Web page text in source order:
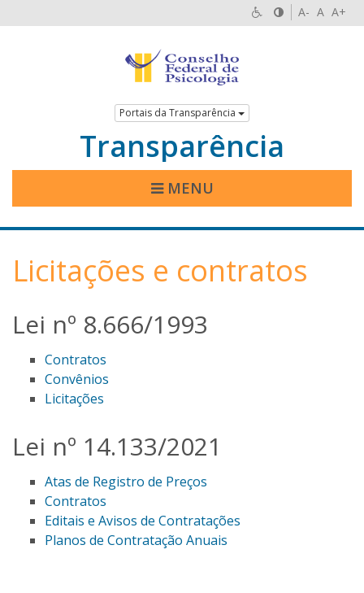
A- A A+
Portais da Transparência
Transparência
MENU
Licitações e contratos
Lei nº 8.666/1993
Contratos
Convênios
Licitações
Lei nº 14.133/2021
Atas de Registro de Preços
Contratos
Editais e Avisos de Contratações
Planos de Contratação Anuais